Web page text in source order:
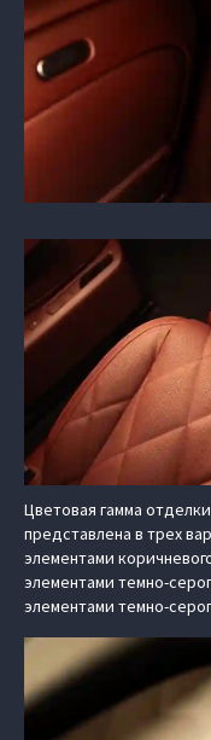
Цветовая гамма
представлена в трех
элементами
элементами темно-
элементами темно-